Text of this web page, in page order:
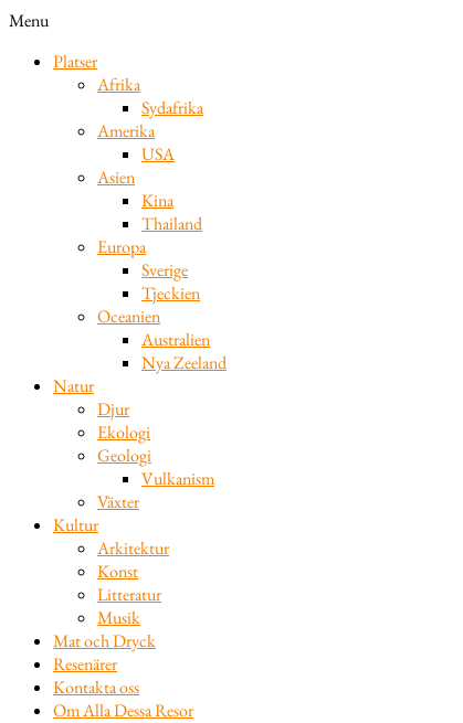
Menu
Platser
Afrika
Sydafrika
Amerika
USA
Asien
Kina
Thailand
Europa
Sverige
Tjeckien
Oceanien
Australien
Nya Zeeland
Natur
Djur
Ekologi
Geologi
Vulkanism
Växter
Kultur
Arkitektur
Konst
Litteratur
Musik
Mat och Dryck
Resenärer
Kontakta oss
Om Alla Dessa Resor